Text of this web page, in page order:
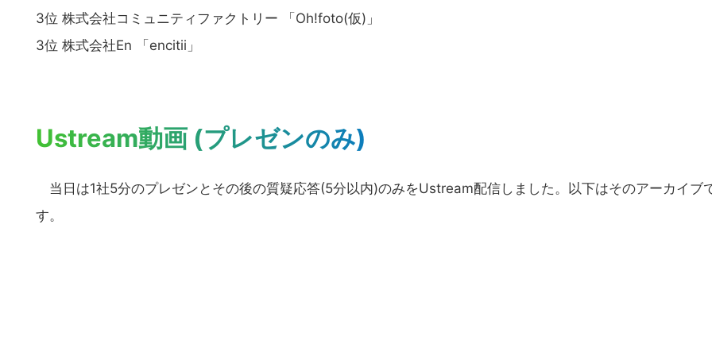
3位 株式会社コミュニティファクトリー 「Oh!foto(仮)」
3位 株式会社En 「encitii」
Ustream動画 (プレゼンのみ)
当日は1社5分のプレゼンとその後の質疑応答(5分以内)のみをUstream配信しました。以下はそのアーカイブ
す。